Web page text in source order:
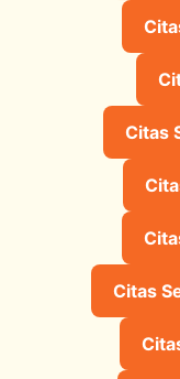
Citas
Citas